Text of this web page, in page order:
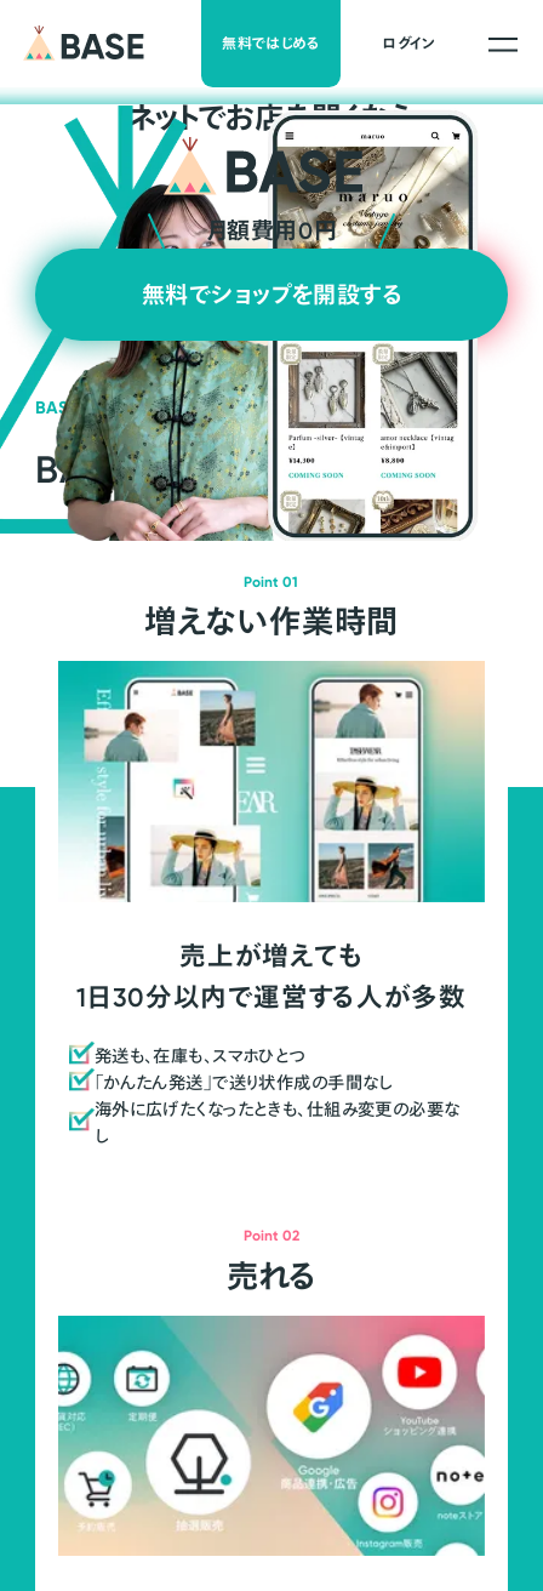
無料ではじめる ログイン
ネットでお店を開くなら
月額費用0円
無料でショップを開設する
BASEの強み
BASEが強い3つの理由
Point 01
増えない作業時間
売上が増えても
1日30分以内で運営する人が多数
発送も、在庫も、スマホひとつ
「かんたん発送」で送り状作成の手間なし
海外に広げたくなったときも、仕組み変更の必要な
し
Point 02
売れる